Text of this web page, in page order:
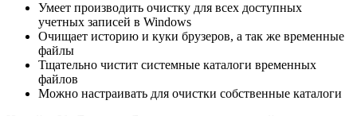
Умеет производить очистку для всех доступных
учетных записей в Windows
Очищает историю и куки брузеров, а так же временные
файлы
Тщательно чистит системные каталоги временных
файлов
Можно настраивать для очистки собственные каталоги